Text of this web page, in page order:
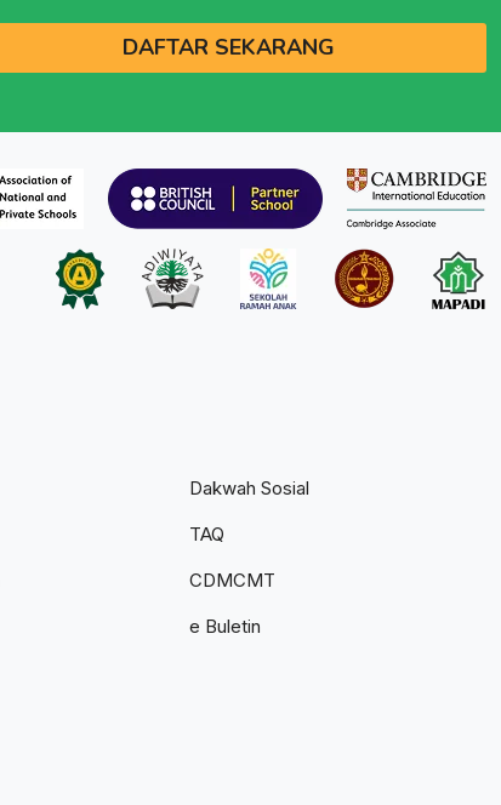
DAFTAR SEKARANG
Dakwah Sosial
TAQ
CDMCMT
e Buletin